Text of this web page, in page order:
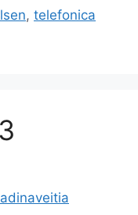
, telefonica